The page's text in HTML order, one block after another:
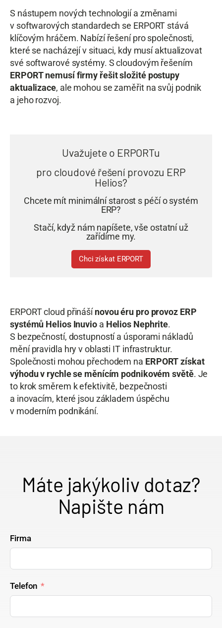
S nástupem nových technologií a změnami
v softwarových standardech se ERPORT stává
klíčovým hráčem. Nabízí řešení pro společnosti,
které se nacházejí v situaci, kdy musí aktualizovat
své softwarové systémy. S cloudovým řešením
ERPORT nemusí firmy řešit složité postupy
aktualizace, ale mohou se zaměřit na svůj podnik
a jeho rozvoj.
Uvažujete o ERPORTu
pro cloudové řešení provozu ERP
Helios?
Chcete mít minimální starost s péčí o systém
ERP?
Stačí, když nám napíšete, vše ostatní už
zařídíme my.
Chci získat ERPORT
ERPORT cloud přinášínovou éru pro provoz ERP
systémů Helios Inuvioa Helios Nephrite.
S bezpečností, dostupností a úsporami nákladů
mění pravidla hry v oblasti IT infrastruktur.
Společnosti mohou přechodem na ERPORT získat
výhodu v rychle se měnícím podnikovém světě. Je
to krok směrem k efektivitě, bezpečnosti
a inovacím, které jsou základem úspěchu
v moderním podnikání.
Máte jakýkoliv dotaz?
Napište nám
Firma
Telefon